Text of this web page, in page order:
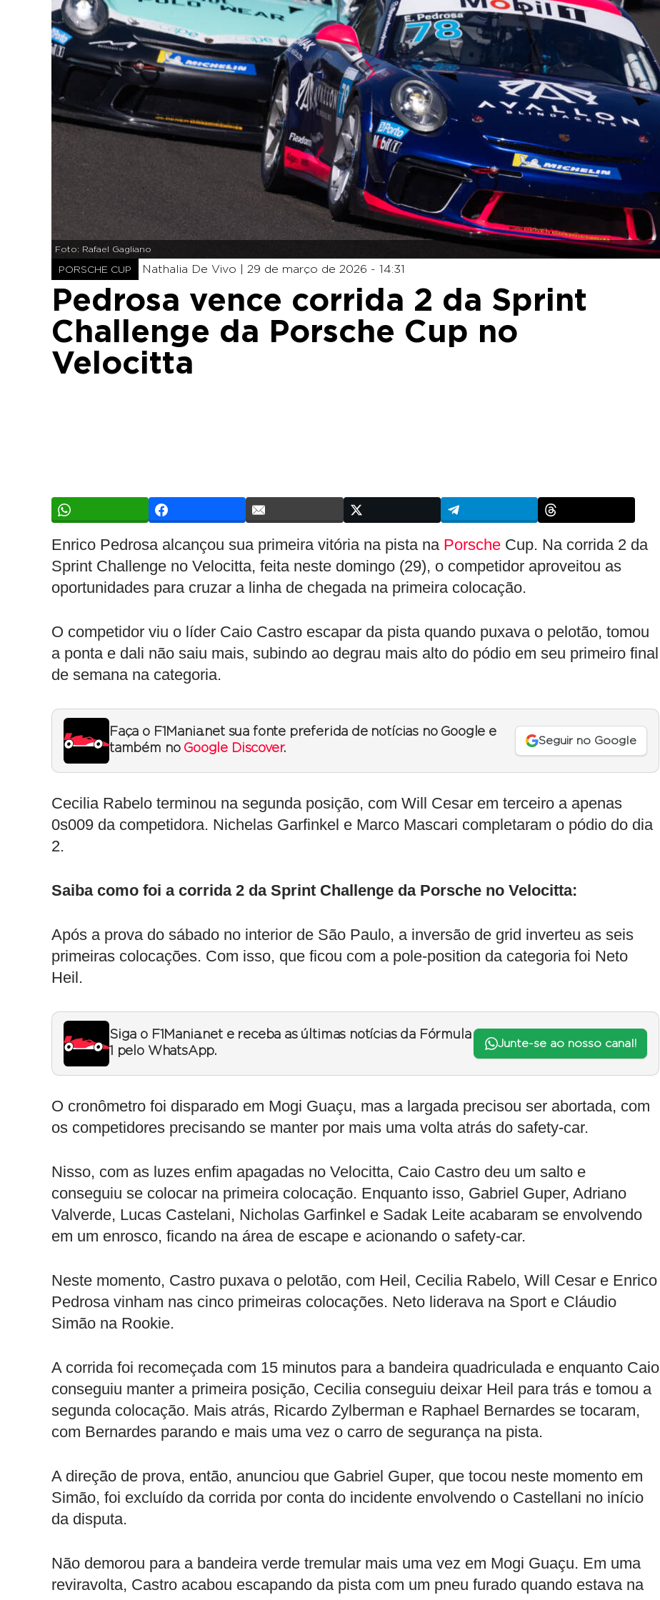
Foto: Rafael Gagliano
PORSCHE CUP Nathalia De Vivo | 29 de março de 2026 - 14:31
Pedrosa vence corrida 2 da Sprint
Challenge da Porsche Cup no
Velocitta
Enrico Pedrosa alcançou sua primeira vitória na pista na Porsche Cup. Na corrida 2 da
Sprint Challenge no Velocitta, feita neste domingo (29), o competidor aproveitou as
oportunidades para cruzar a linha de chegada na primeira colocação.
O competidor viu o líder Caio Castro escapar da pista quando puxava o pelotão, tomou
a ponta e dali não saiu mais, subindo ao degrau mais alto do pódio em seu primeiro final
de semana na categoria.
Faça o F1Mania.net sua fonte preferida de notícias no Google e
também no Google Discover.
Seguir no Google
Cecilia Rabelo terminou na segunda posição, com Will Cesar em terceiro a apenas
0s009 da competidora. Nichelas Garfinkel e Marco Mascari completaram o pódio do dia
2.
Saiba como foi a corrida 2 da Sprint Challenge da Porsche no Velocitta:
Após a prova do sábado no interior de São Paulo, a inversão de grid inverteu as seis
primeiras colocações. Com isso, que ficou com a pole-position da categoria foi Neto
Heil.
Siga o F1Mania.net e receba as últimas notícias da Fórmula
1 pelo WhatsApp.
Junte-se ao nosso canal!
O cronômetro foi disparado em Mogi Guaçu, mas a largada precisou ser abortada, com
os competidores precisando se manter por mais uma volta atrás do safety-car.
Nisso, com as luzes enfim apagadas no Velocitta, Caio Castro deu um salto e
conseguiu se colocar na primeira colocação. Enquanto isso, Gabriel Guper, Adriano
Valverde, Lucas Castelani, Nicholas Garfinkel e Sadak Leite acabaram se envolvendo
em um enrosco, ficando na área de escape e acionando o safety-car.
Neste momento, Castro puxava o pelotão, com Heil, Cecilia Rabelo, Will Cesar e Enrico
Pedrosa vinham nas cinco primeiras colocações. Neto liderava na Sport e Cláudio
Simão na Rookie.
A corrida foi recomeçada com 15 minutos para a bandeira quadriculada e enquanto Caio
conseguiu manter a primeira posição, Cecilia conseguiu deixar Heil para trás e tomou a
segunda colocação. Mais atrás, Ricardo Zylberman e Raphael Bernardes se tocaram,
com Bernardes parando e mais uma vez o carro de segurança na pista.
A direção de prova, então, anunciou que Gabriel Guper, que tocou neste momento em
Simão, foi excluído da corrida por conta do incidente envolvendo o Castellani no início
da disputa.
Não demorou para a bandeira verde tremular mais uma vez em Mogi Guaçu. Em uma
reviravolta, Castro acabou escapando da pista com um pneu furado quando estava na